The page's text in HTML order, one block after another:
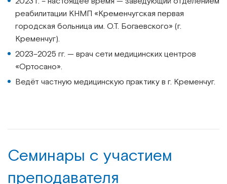
реабилитации КНМП «Кременчугская первая
городская больница им. О.Т. Богаевского» (г.
Кременчуг).
2023–2025 гг. — врач сети медицинских центров
«Ортосано».
Ведёт частную медицинскую практику в г. Кременчуг.
Семинары c участием
преподавателя